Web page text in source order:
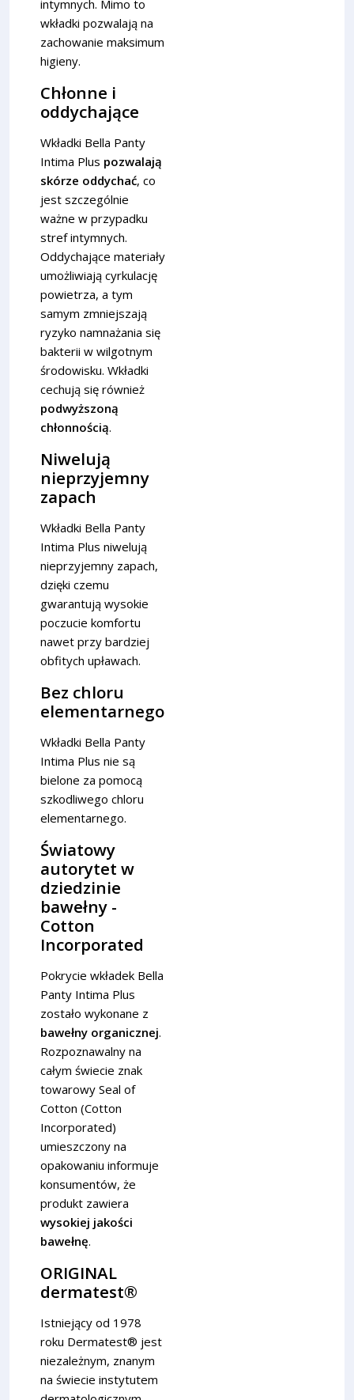
intymnych. Mimo to
wkładki pozwalają na
zachowanie maksimum
higieny.
Chłonne i
oddychające
Wkładki Bella Panty
Intima Plus pozwalają
skórze oddychać, co
jest szczególnie
ważne w przypadku
stref intymnych.
Oddychające materiały
umożliwiają cyrkulację
powietrza, a tym
samym zmniejszają
ryzyko namnażania się
bakterii w wilgotnym
środowisku. Wkładki
cechują się również
podwyższoną
chłonnością.
Niwelują
nieprzyjemny
zapach
Wkładki Bella Panty
Intima Plus niwelują
nieprzyjemny zapach,
dzięki czemu
gwarantują wysokie
poczucie komfortu
nawet przy bardziej
obfitych upławach.
Bez chloru
elementarnego
Wkładki Bella Panty
Intima Plus nie są
bielone za pomocą
szkodliwego chloru
elementarnego.
Światowy
autorytet w
dziedzinie
bawełny -
Cotton
Incorporated
Pokrycie wkładek Bella
Panty Intima Plus
zostało wykonane z
bawełny organicznej.
Rozpoznawalny na
całym świecie znak
towarowy Seal of
Cotton (Cotton
Incorporated)
umieszczony na
opakowaniu informuje
konsumentów, że
produkt zawiera
wysokiej jakości
bawełnę.
ORIGINAL
dermatest®
Istniejący od 1978
roku Dermatest® jest
niezależnym, znanym
na świecie instytutem